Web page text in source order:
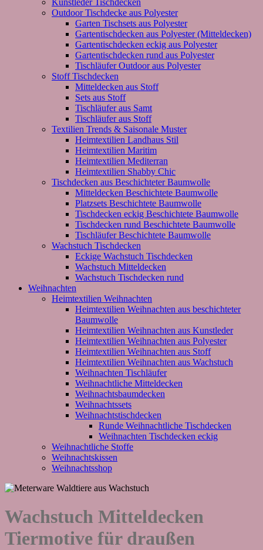
Outdoor Tischdecke aus Polyester
Garten Tischsets aus Polyester
Gartentischdecken aus Polyester (Mitteldecken)
Gartentischdecken eckig aus Polyester
Gartentischdecken rund aus Polyester
Tischläufer Outdoor aus Polyester
Stoff Tischdecken
Mitteldecken aus Stoff
Sets aus Stoff
Tischläufer aus Samt
Tischläufer aus Stoff
Textilien Trends & Saisonale Muster
Heimtextilien Landhaus Stil
Heimtextilien Maritim
Heimtextilien Mediterran
Heimtextilien Shabby Chic
Tischdecken aus Beschichteter Baumwolle
Mitteldecken Beschichtete Baumwolle
Platzsets Beschichtete Baumwolle
Tischdecken eckig Beschichtete Baumwolle
Tischdecken rund Beschichtete Baumwolle
Tischläufer Beschichtete Baumwolle
Wachstuch Tischdecken
Eckige Wachstuch Tischdecken
Wachstuch Mitteldecken
Wachstuch Tischdecken rund
Weihnachten
Heimtextilien Weihnachten
Heimtextilien Weihnachten aus beschichteter
Baumwolle
Heimtextilien Weihnachten aus Kunstleder
Heimtextilien Weihnachten aus Polyester
Heimtextilien Weihnachten aus Stoff
Heimtextilien Weihnachten aus Wachstuch
Weihnachten Tischläufer
Weihnachtliche Mitteldecken
Weihnachtsbaumdecken
Weihnachtssets
Weihnachtstischdecken
Runde Weihnachtliche Tischdecken
Weihnachten Tischdecken eckig
Weihnachtliche Stoffe
Weihnachtskissen
Weihnachtsshop
Wachstuch Mitteldecken
Tiermotive für draußen